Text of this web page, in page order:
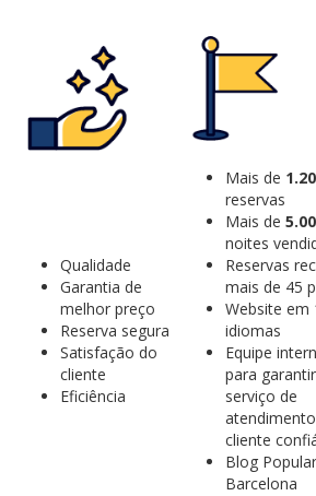
Qualidade
Garantia de
melhor preço
Reserva segura
Satisfação do
cliente
Eficiência
Mais de
reservas
Mais de
noites
Reservas
mais de 45
Website em
idiomas
Equipe
para
serviço de
cliente
Blog
Barcelona